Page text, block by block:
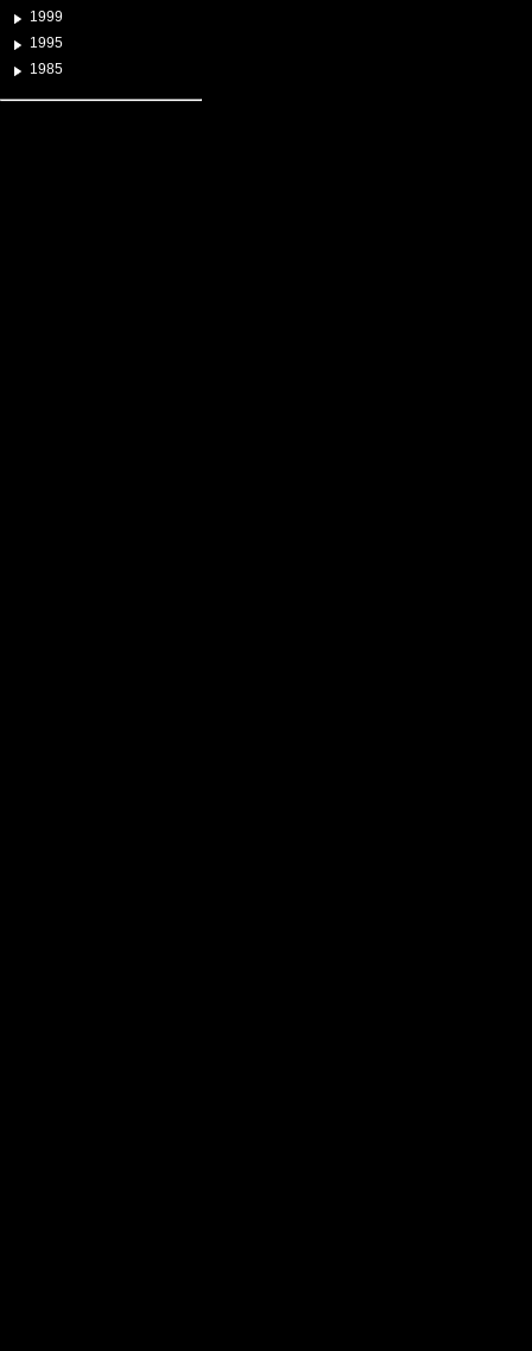
1999
1995
1985